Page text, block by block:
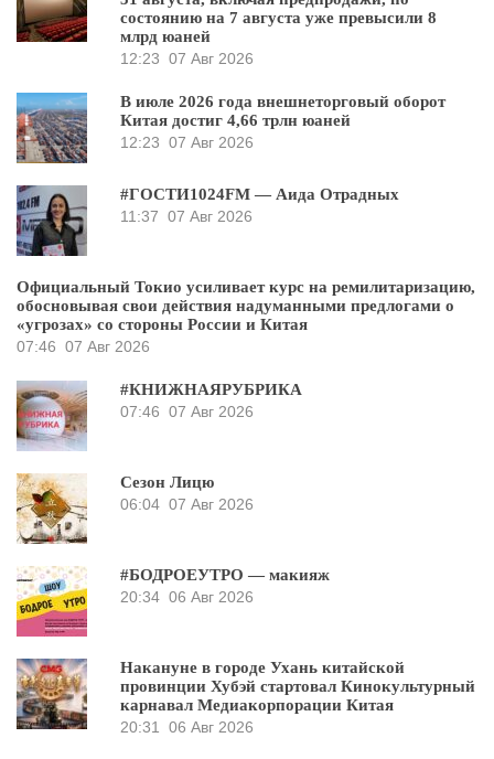
состоянию на 7 августа уже превысили 8
млрд юаней
12:23 07 Авг 2026
В июле 2026 года внешнеторговый оборот
Китая достиг 4,66 трлн юаней
12:23 07 Авг 2026
#ГОСТИ1024FM — Аида Отрадных
11:37 07 Авг 2026
Официальный Токио усиливает курс на ремилитаризацию,
обосновывая свои действия надуманными предлогами о
«угрозах» со стороны России и Китая
07:46 07 Авг 2026
#КНИЖНАЯРУБРИКА
07:46 07 Авг 2026
Сезон Лицю
06:04 07 Авг 2026
#БОДРОЕУТРО — макияж
20:34 06 Авг 2026
Накануне в городе Ухань китайской
провинции Хубэй стартовал Кинокультурный
карнавал Медиакорпорации Китая
20:31
06 Авг 2026